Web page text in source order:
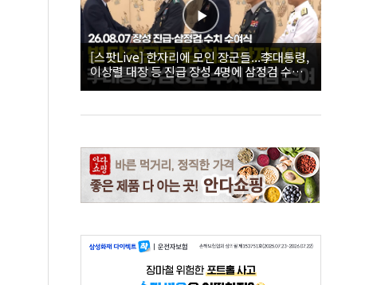
[스팟Live] 한자리에 모인 장군들...李대통령,
이상렬 대장 등 진급 장성 4명에 삼정검 수치
직접 수여｜26.08.07 장성 진급·삼정검 수치